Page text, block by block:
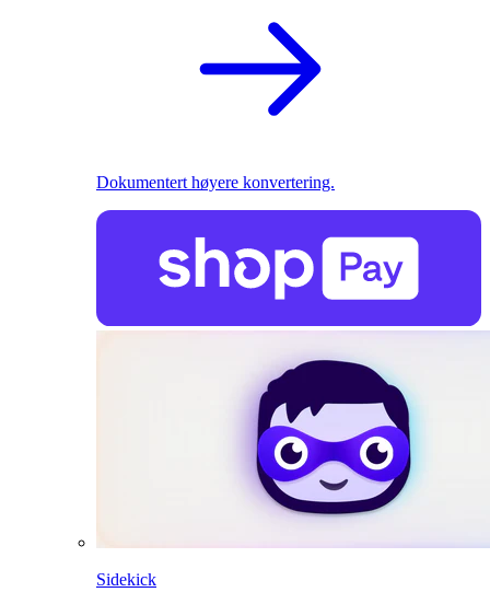
Dokumentert høyere konvertering.
Sidekick